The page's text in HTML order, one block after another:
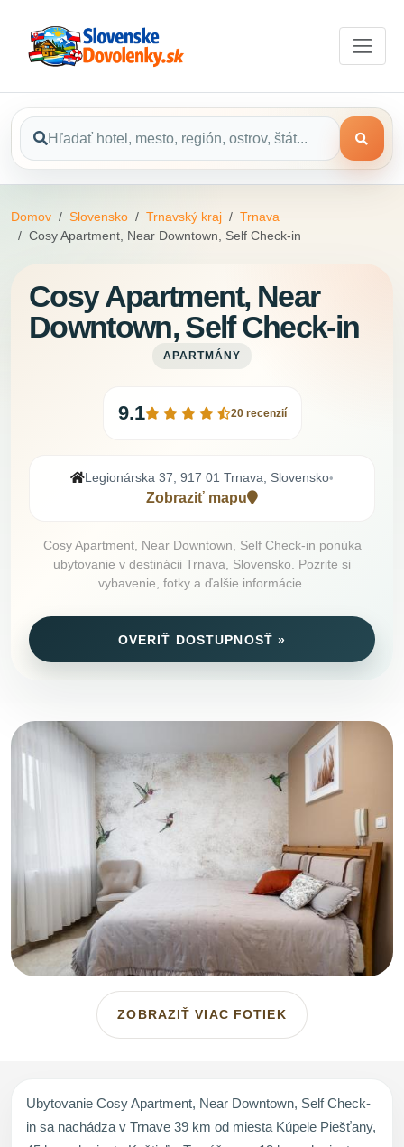
Domov Slovensko Trnavský kraj
Trnava
Cosy Apartment, Near Downtown, Self Check-in
Cosy Apartment, Near
Downtown, Self Check-in
APARTMÁNY
9.1 20 recenzií
Legionárska 37, 917 01 Trnava, Slovensko•
Zobraziť mapu
Cosy Apartment, Near Downtown, Self Check-in ponúka
ubytovanie v destinácii Trnava, Slovensko. Pozrite si
vybavenie, fotky a ďalšie informácie.
OVERIŤ DOSTUPNOSŤ »
ZOBRAZIŤ VIAC FOTIEK
Ubytovanie Cosy Apartment, Near Downtown, Self Check-
in sa nachádza v Trnave 39 km od miesta Kúpele Piešťany,